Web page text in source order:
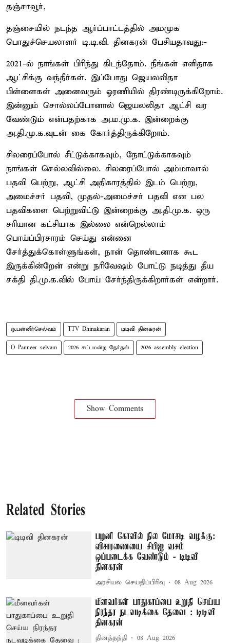
தஞ்சாவூர்,
தஞ்சையில் நடந்த ஆர்ப்பாட்டத்தில் அமமுக
பொதுச்செயலாளர் டி.டி.வி. தினகரன் பேசியதாவது:-
2021-ல் நாங்கள் பிரிந்து கிடந்தோம். நீங்கள் எளிதாக
ஆட்சிக்கு வந்தீர்கள். இப்போது ஜெயலலிதா
பிள்ளைகள் அனைவரும் ஓரணியில் திரண்டிருக்கிறோம்.
இன்னும் சொல்லப்போனால் ஜெயலலிதா ஆட்சி வர
வேண்டும் என்பதற்காக அ.ம.மு.க. இன்றைக்கு
அ.தி.மு.க.வுடன் கை கோர்த்திருக்கிறோம்.
சிலரைப்போல் சீட்டுக்காகவும், நோட்டுக்காகவும்
நாங்கள் செல்லவில்லை. சிலரைப்போல் அம்மாவால்
பதவி பெற்று, ஆட்சி அதிகாரத்தில் இடம் பெற்று,
அமைச்சர் பதவி, முதல்-அமைச்சர் பதவி என பல
பதவிகளை பெற்றுவிட்டு இன்றைக்கு அ.தி.மு.க. ஒரு
சரியான கட்சியாக இல்லை என்றெல்லாம்
பொய்ப்பிரசாரம் செய்து என்னை
சேர்த்துக்கொள்ளுங்கள், நான் தொண்டனாக கூட
இருக்கின்றேன் என்று நரிவேஷம் போட்டு நடித்து தீய
சக்தி தி.மு.க.வில் போய் சேர்ந்திருக்கிறார்கள் என்றார்.
ஓ.பன்னீர்செல்வம் TTV Dhinakaran டிடிவி தினகரன்
O Panneer selvam 2026 சட்டமன்ற தேர்தல் 2026 assembly election
Show Comments
Related Stories
பழனி கோவில் நில மோசடி வழக்கு:
விசாரணையை சிபிஐ வசம்
ஒப்படைக்க வேண்டும் - டிடிவி
தினகரன்
அரசியல் செய்திப்பிரிவு 08 Aug 2026
மீனவர்கள் பாதுகாப்பை உறுதி செய்ய
நிரந்தர நடவடிக்கை தேவை : டிடிவி
தினகரன்
தினத்தந்தி 08 Aug 2026